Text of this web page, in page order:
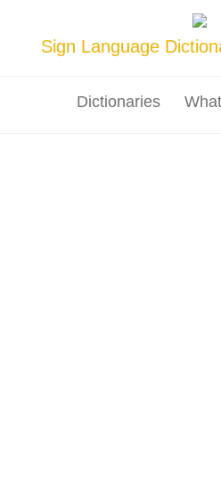
Sign Language
Dictionaries